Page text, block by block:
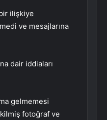
ilişkiye
ve mesajlarına
dair iddiaları
gelmemesi
fotoğraf ve